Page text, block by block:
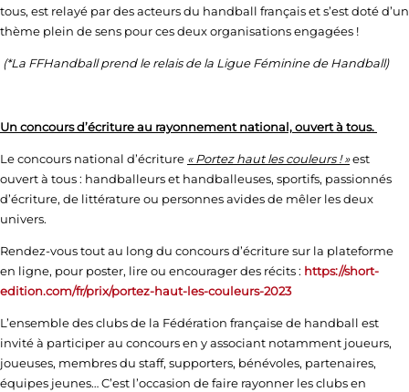
tous, est relayé par des acteurs du handball français et s’est doté d’un
thème plein de sens pour ces deux organisations engagées !
(*La FFHandball prend le relais de la Ligue Féminine de Handball)
Un concours d’écriture au rayonnement national, ouvert à tous.
Le concours national d’écriture « Portez haut les couleurs ! »est
ouvert à tous : handballeurs et handballeuses, sportifs, passionnés
d’écriture, de littérature ou personnes avides de mêler les deux
univers.
Rendez-vous tout au long du concours d’écriture sur la plateforme
en ligne, pour poster, lire ou encourager des récits : https://short-
edition.com/fr/prix/portez-haut-les-couleurs-2023
L’ensemble des clubs de la Fédération française de handball est
invité à participer au concours en y associant notamment joueurs,
joueuses, membres du staff, supporters, bénévoles, partenaires,
équipes jeunes… C’est l’occasion de faire rayonner les clubs en